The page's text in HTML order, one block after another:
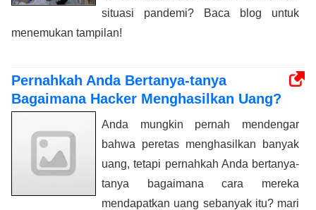
situasi pandemi? Baca blog untuk
menemukan tampilan!
Pernahkah Anda Bertanya-tanya
Bagaimana Hacker Menghasilkan Uang?
Anda mungkin pernah mendengar
bahwa peretas menghasilkan banyak
uang, tetapi pernahkah Anda bertanya-
tanya bagaimana cara mereka
mendapatkan uang sebanyak itu? mari